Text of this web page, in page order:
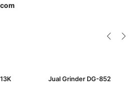
Jual Grinder DG-852